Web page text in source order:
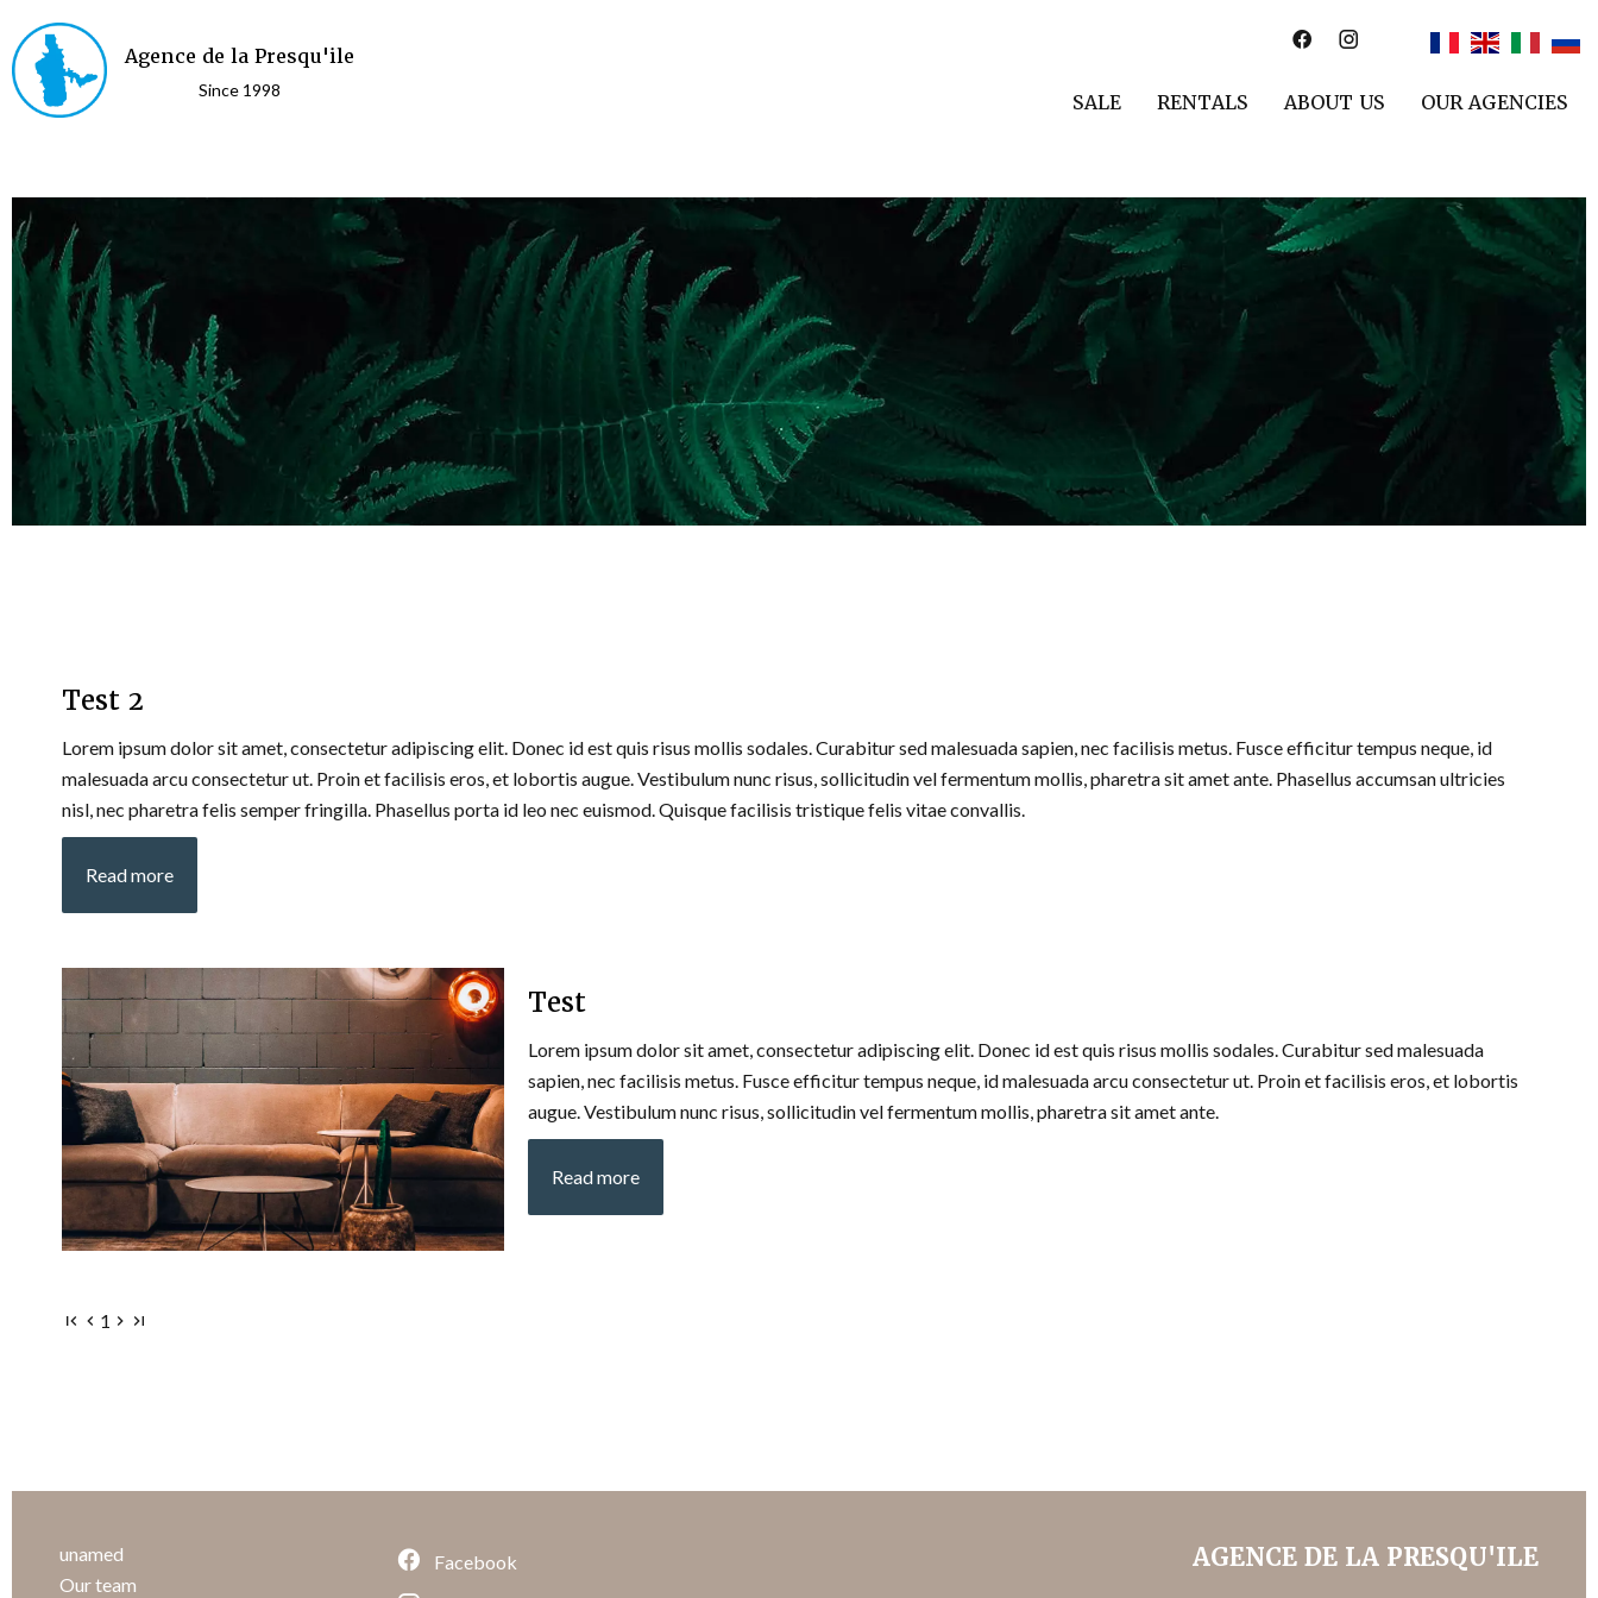
Agence de la Presqu'ile
Since 1998
SALE RENTALS ABOUT US OUR AGENCIES
Test 2
Lorem ipsum dolor sit amet, consectetur adipiscing elit. Donec id est quis risus mollis sodales. Curabitur sed malesuada sapien, nec facilisis metus. Fusce efficitur tempus neque, id
malesuada arcu consectetur ut. Proin et facilisis eros, et lobortis augue. Vestibulum nunc risus, sollicitudin vel fermentum mollis, pharetra sit amet ante. Phasellus accumsan ultricies
nisl, nec pharetra felis semper fringilla. Phasellus porta id leo nec euismod. Quisque facilisis tristique felis vitae convallis.
Read more
Test
Lorem ipsum dolor sit amet, consectetur adipiscing elit. Donec id est quis risus mollis sodales. Curabitur sed malesuada
sapien, nec facilisis metus. Fusce efficitur tempus neque, id malesuada arcu consectetur ut. Proin et facilisis eros, et lobortis
augue. Vestibulum nunc risus, sollicitudin vel fermentum mollis, pharetra sit amet ante.
Read more
1
unamed
Our team
AGENCE DE LA PRESQU'ILE
Facebook